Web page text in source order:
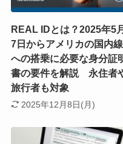
REAL IDとは？2025年5月
7日からアメリカの国内線
への搭乗に必要な身分証
書の要件を解説 永住者
旅行者も対象
2025年12月8日(月)